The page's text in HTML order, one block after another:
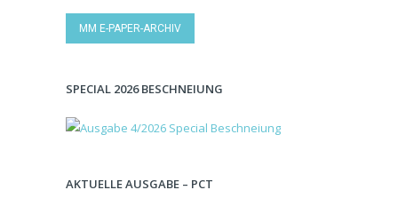
MM E-PAPER-ARCHIV
SPECIAL 2026 BESCHNEIUNG
AKTUELLE AUSGABE – PCT